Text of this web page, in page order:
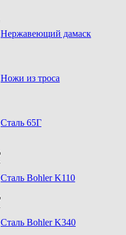
Нержавеющий дамаск
Ножи из троса
Сталь 65Г
Сталь Bohler K110
Сталь Bohler K340